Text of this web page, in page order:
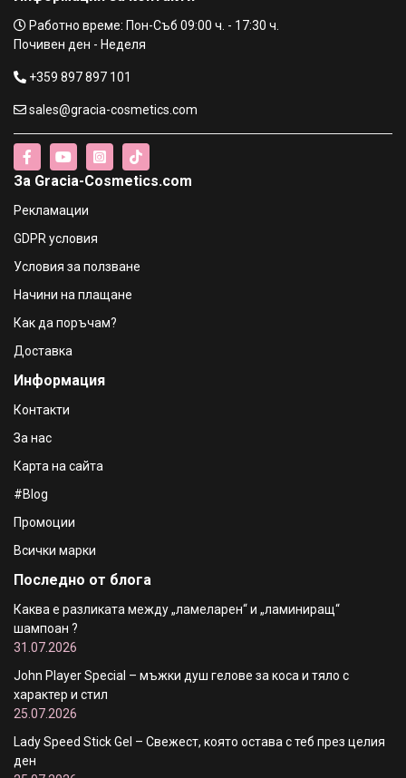
Работно време: Пон-Съб 09:00 ч. - 17:30 ч.
Почивен ден - Неделя
+359 897 897 101
sales@gracia-cosmetics.com
За Gracia-Cosmetics.com
Рекламации
GDPR условия
Условия за ползване
Начини на плащане
Как да поръчам?
Доставка
Информация
Контакти
За нас
Карта на сайта
#Blog
Промоции
Всички марки
Последно от блога
Каква е разликата между „ламеларен“ и „ламиниращ“
шампоан ?
31.07.2026
John Player Special – мъжки душ гелове за коса и тяло с
характер и стил
25.07.2026
Lady Speed Stick Gel – Свежест, която остава с теб през целия
ден